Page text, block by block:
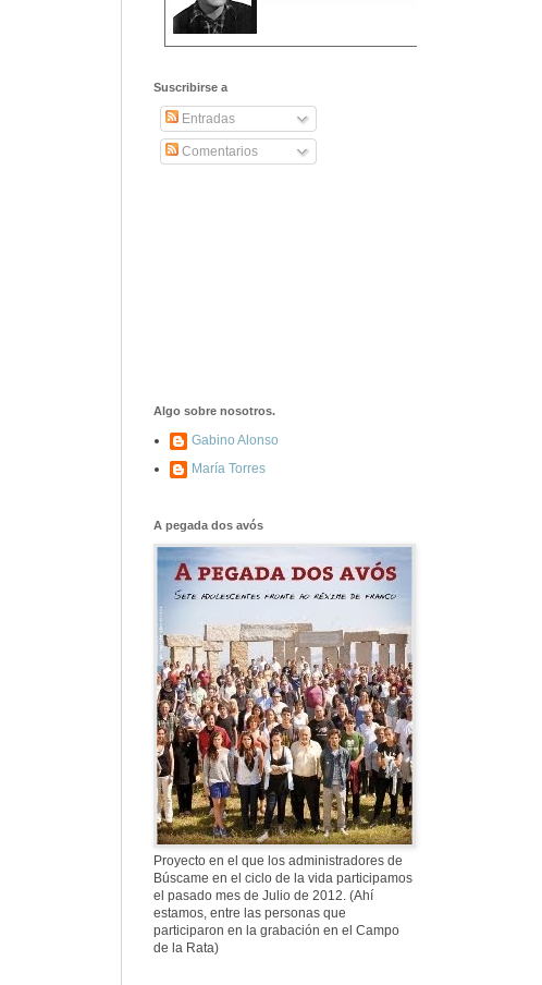
577. Nos fusilaron
fusilaron mal
307. Vuestros
nombres no se han
borrado en la
Historia
Suscribirse a
Entradas
Comentarios
Algo sobre nosotros.
Gabino Alonso
María Torres
A pegada dos avós
Proyecto en el que los administradores de
Búscame en el ciclo de la vida participamos
el pasado mes de Julio de 2012. (Ahí
estamos, entre las personas que
participaron en la grabación en el Campo
de la Rata)